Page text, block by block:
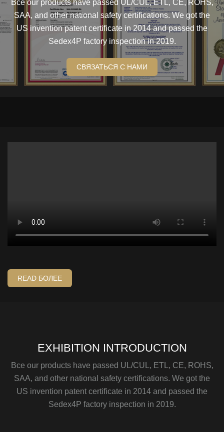
Все our products have passed UL/CUL, ETL, CE, ROHS,
SAA, and other national safety certifications. We got the
US invention patent certificate in 2014 and passed the
Sedex4P factory inspection in 2019.
СВЯЗАТЬСЯ С НАМИ
READ БОЛЕЕ
EXHIBITION INTRODUCTION
Все our products have passed UL/CUL, ETL, CE, ROHS,
SAA, and other national safety certifications. We got the
US invention patent certificate in 2014 and passed the
Sedex4P factory inspection in 2019.